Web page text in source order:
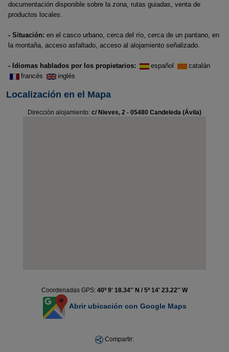
documentación disponible sobre la zona, rutas guiadas, venta de
productos locales.
- Situación: en el casco urbano, cerca del río, cerca de un pantano, en
la montaña, acceso asfaltado, acceso al alojamiento señalizado.
- Idiomas hablados por los propietarios: español
catalán
francés
inglés
Localización en el Mapa
Dirección alojamiento: c/ Nieves, 2 - 05480 Candeleda (Ávila)
Coordenadas GPS: 40º 9' 18.34'' N / 5º 14' 23.22'' W
Abrir ubicación con Google Maps
Compartir: